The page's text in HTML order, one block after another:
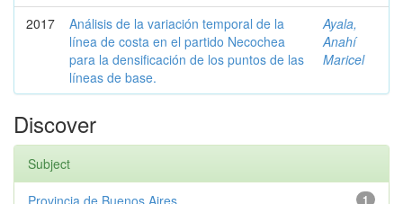
2017
Análisis de la variación temporal de la
línea de costa en el partido Necochea
para la densificación de los puntos de las
líneas de base.
Ayala,
Anahí
Maricel
Discover
Subject
1
Provincia de Buenos Aires